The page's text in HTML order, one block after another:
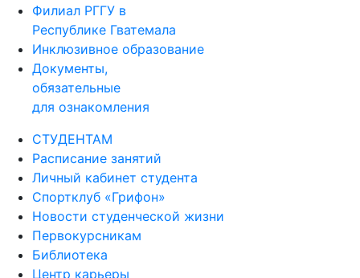
Филиал РГГУ в
Республике Гватемала
Инклюзивное образование
Документы,
обязательные
для ознакомления
СТУДЕНТАМ
Расписание занятий
Личный кабинет студента
Спортклуб «Грифон»
Новости студенческой жизни
Первокурсникам
Библиотека
Центр карьеры